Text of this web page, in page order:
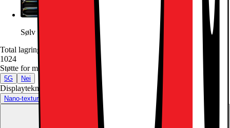
Sølv
Total lagringskapasitet (GB)
1024
1024
Støtte for mobilt nettverk
5G Nei
Displayteknologi Nano-texture glass
Nano-texture glass Standard glass
Innbytte: